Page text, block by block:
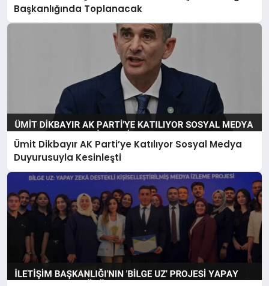
Başkanlığında Toplanacak
Ümit Dikbayır AK Parti’ye Katılıyor Sosyal Medya
Duyurusuyla Kesinleşti